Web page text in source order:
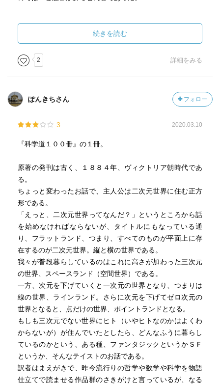
られたのかと思うと考察の深さに感嘆する。
また、上記のとおり執筆年代が1884年ということもあり、
男女の優劣や明確な身分社会をベースとして描かれていた
ことも新鮮味があった(そういったことを捨象してもっと次
とは思ったが)。
続きを読む
2 詳細をみる
ぽんきちさん フォロー
3 2020.03.10
『科学道１００冊』の１冊。
原著の発刊は古く、１８８４年、ヴィクトリア朝時代であ
る。
ちょっと変わったお話で、主人公は二次元世界に住む正方
形である。
「えっと、二次元世界ってなんだ？」というところから話
を始めなければならないが、タイトルにもなっている通
り、フラットランド、つまり、すべてのものが平面上に存
在するのが二次元世界。縦と横の世界である。
我々が普段暮らしているのはこれに高さが加わった三次元
の世界、スペースランド（空間世界）である。
一方、次元を下げていくと一次元の世界となり、つまりは
線の世界、ラインランド。さらに次元を下げてゼロ次元の
世界となると、点だけの世界、ポイントランドとなる。
もしも三次元でない世界にヒト（いやヒトなのかはよくわ
からないが）が住んでいたとしたら、どんなふうに暮らし
ているのかという、ある種、ファンタジックというかＳＦ
というか、そんなテイストのお話である。
訳者はまえがきで、昨今流行りの哲学や数学や科学を物語
仕立てで読ませる作品群のさきがけと言っているが、なる